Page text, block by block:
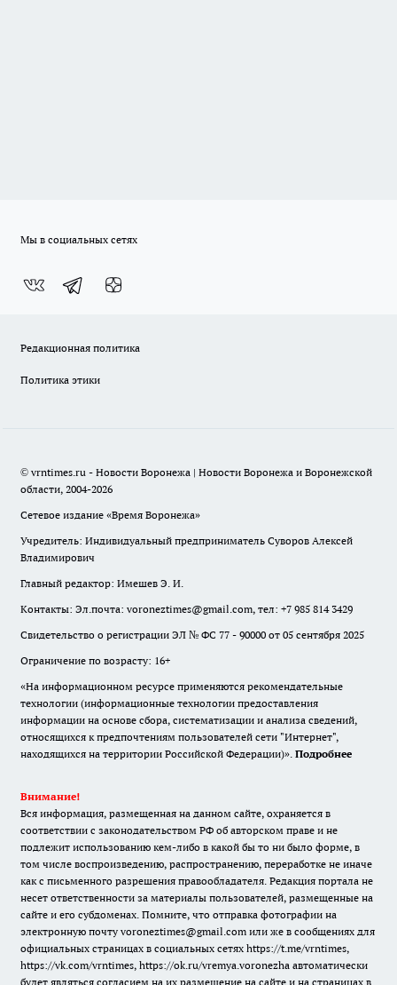
Мы в социальных сетях
Редакционная политика
Политика этики
© vrntimes.ru - Новости Воронежа | Новости Воронежа и Воронежской
области, 2004-2026
Сетевое издание «Время Воронежа»
Учредитель: Индивидуальный предприниматель Суворов Алексей
Владимирович
Главный редактор: Имешев Э. И.
Контакты: Эл.почта: voroneztimes@gmail.com, тел: +7 985 814 3429
Свидетельство о регистрации ЭЛ № ФС 77 - 90000 от 05 сентября 2025
Ограничение по возрасту: 16+
«На информационном ресурсе применяются рекомендательные
технологии (информационные технологии предоставления
информации на основе сбора, систематизации и анализа сведений,
относящихся к предпочтениям пользователей сети "Интернет",
находящихся на территории Российской Федерации)». Подробнее
Внимание!
Вся информация, размещенная на данном сайте, охраняется в
соответствии с законодательством РФ об авторском праве и не
подлежит использованию кем-либо в какой бы то ни было форме, в
том числе воспроизведению, распространению, переработке не иначе
как с письменного разрешения правообладателя. Редакция портала не
несет ответственности за материалы пользователей, размещенные на
сайте и его субдоменах. Помните, что отправка фотографии на
электронную почту voroneztimes@gmail.com или же в сообщениях для
официальных страницах в социальных сетях https://t.me/vrntimes,
https://vk.com/vrntimes, https://ok.ru/vremya.voronezha автоматически
будет являться согласием на их размещение на сайте и на страницах в